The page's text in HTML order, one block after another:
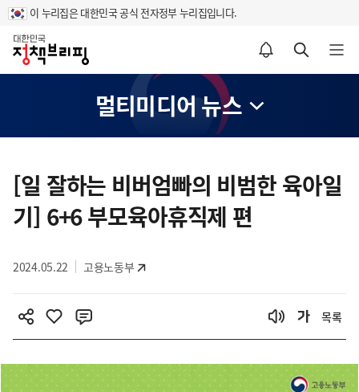
이 누리집은 대한민국 공식 전자정부 누리집입니다.
홈
알림설정 바로가기 검색 바로가기 메뉴 열기
멀티미디어 뉴스
텐
츠
영
[일 잘하는 비버엄빠의 비범한 육아일
기] 6+6 부모육아휴직제 편
2024.05.22 고용노동부
목록